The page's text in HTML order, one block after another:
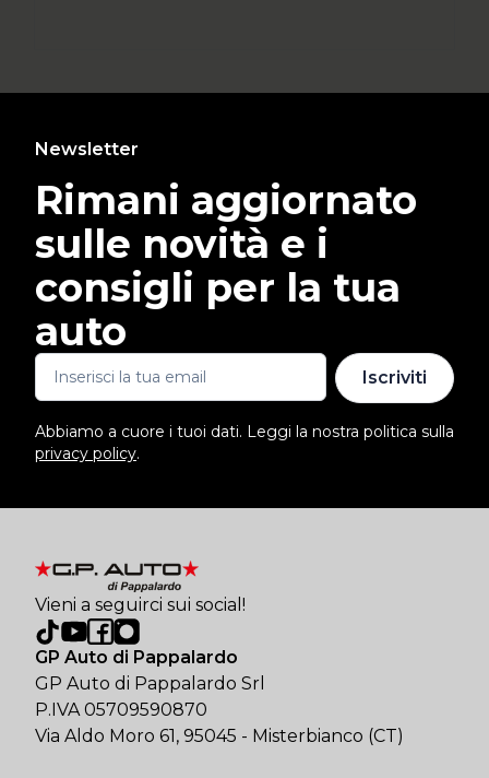
Newsletter
Rimani aggiornato
sulle novità e i
consigli per la tua
auto
Iscriviti
Abbiamo a cuore i tuoi dati. Leggi la nostra politica sulla
privacy policy.
Vieni a seguirci sui social!
GP Auto di Pappalardo
GP Auto di Pappalardo Srl
P.IVA 05709590870
Via Aldo Moro 61, 95045 - Misterbianco (CT)